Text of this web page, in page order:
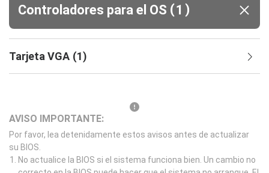
Controladores para el OS (1 )
Tarjeta VGA (1)
AVISO IMPORTANTE:
Por favor, lea detenidamente estos avisos antes de actualizar
su BIOS.
No actualice la BIOS si el sistema funciona bien. Un cambio no